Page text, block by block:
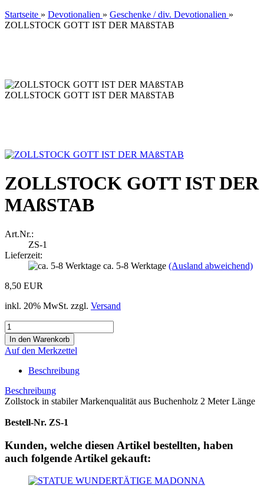
Startseite » Devotionalien » Geschenke / div. Devotionalien »
ZOLLSTOCK GOTT IST DER MAßSTAB
ZOLLSTOCK GOTT IST DER MAßSTAB
ZOLLSTOCK GOTT IST DER
MAßSTAB
Art.Nr.:
ZS-1
Lieferzeit:
ca. 5-8 Werktage (Ausland abweichend)
8,50 EUR
inkl. 20% MwSt. zzgl. Versand
Auf den Merkzettel
Beschreibung
Beschreibung
Zollstock in stabiler Markenqualität aus Buchenholz 2 Meter Länge
Bestell-Nr. ZS-1
Kunden, welche diesen Artikel bestellten, haben
auch folgende Artikel gekauft: